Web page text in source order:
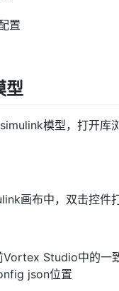
型
模型，打开库
画布中，双击控件
Studio中的一
json位置